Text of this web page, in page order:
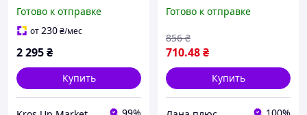
Иники Черные 38
Готово к отправке
от230₴/мес
2 295₴
Купить
Готово к отправке
710.48₴
856 ₴
Купить